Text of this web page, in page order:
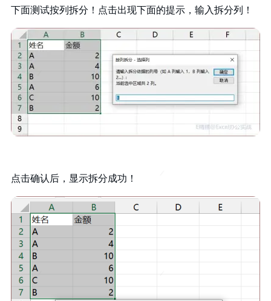
下面测试按列拆分！点击出现下面的提示，输入拆分列！
点击确认后，显示拆分成功！